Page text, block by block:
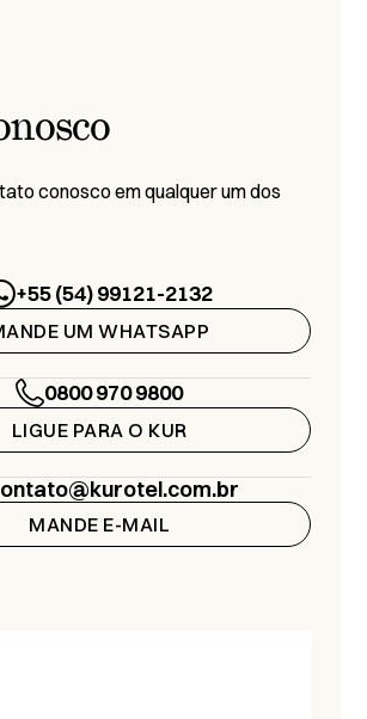
conosco em qualquer um dos
+55 (54) 99121-2132
UM WHATSAPP
0800 970 9800
LIGUE PARA O KUR
MANDE E-MAIL